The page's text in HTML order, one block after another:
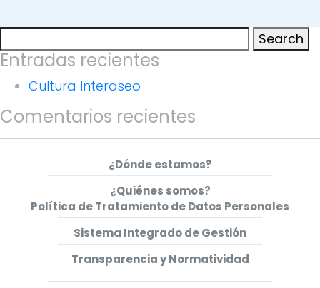
for:
Search
Entradas recientes
Cultura Interaseo
Comentarios recientes
¿Dónde estamos?
¿Quiénes somos?
Política de Tratamiento de Datos Personales
Sistema Integrado de Gestión
Transparencia y Normatividad